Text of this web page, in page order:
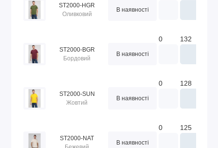
ST2000-HGR
Оливковий
В наявності
ST2000-BGR
Бордовий
В наявності
0 132
ST2000-SUN
Жовтий
В наявності
0 128
ST2000-NAT
В наявності
0 125